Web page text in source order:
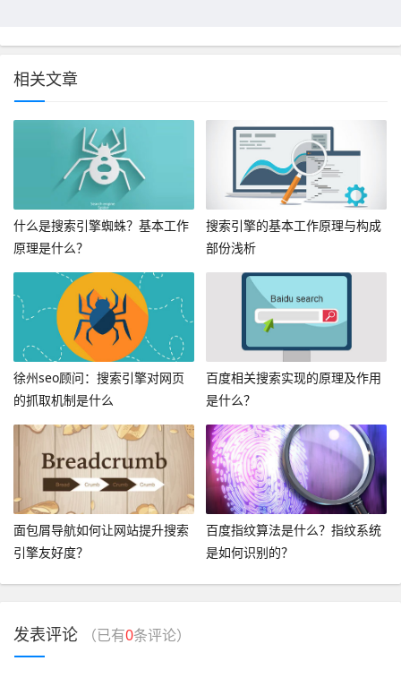
相关文章
什么是搜索引擎蜘蛛？基本工作
原理是什么？
搜索引擎的基本工作原理与构成
部份浅析
徐州seo顾问：搜索引擎对网页
的抓取机制是什么
百度相关搜索实现的原理及作用
是什么？
面包屑导航如何让网站提升搜索
引擎友好度？
百度指纹算法是什么？指纹系统
是如何识别的？
发表评论 （已有0条评论）